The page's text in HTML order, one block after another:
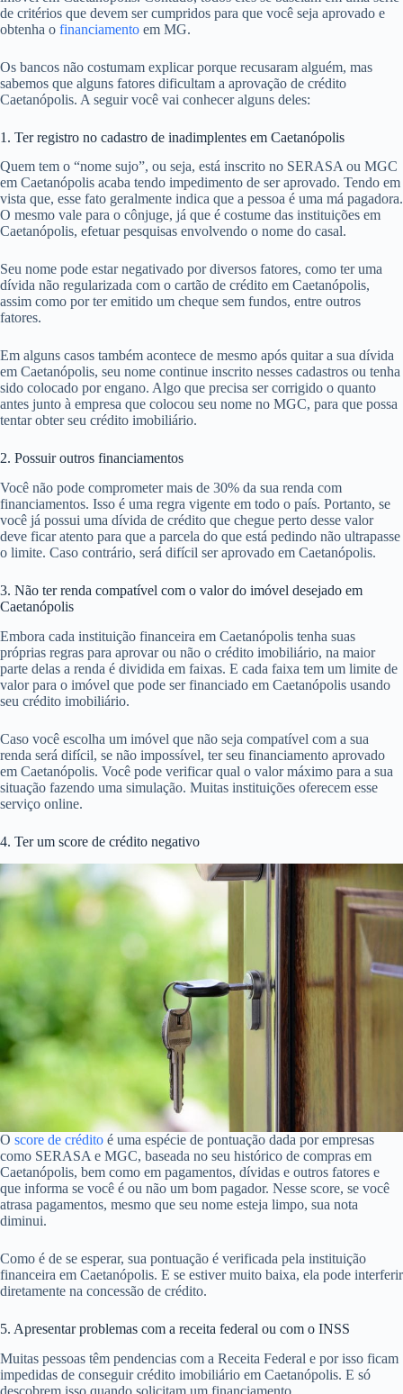
de critérios que devem ser cumpridos para que você seja aprovado e
obtenha o financiamento em MG.
Os bancos não costumam explicar porque recusaram alguém, mas
sabemos que alguns fatores dificultam a aprovação de crédito
Caetanópolis. A seguir você vai conhecer alguns deles:
1. Ter registro no cadastro de inadimplentes em Caetanópolis
Quem tem o “nome sujo”, ou seja, está inscrito no SERASA ou MGC
em Caetanópolis acaba tendo impedimento de ser aprovado. Tendo em
vista que, esse fato geralmente indica que a pessoa é uma má pagadora.
O mesmo vale para o cônjuge, já que é costume das instituições em
Caetanópolis, efetuar pesquisas envolvendo o nome do casal.
Seu nome pode estar negativado por diversos fatores, como ter uma
dívida não regularizada com o cartão de crédito em Caetanópolis,
assim como por ter emitido um cheque sem fundos, entre outros
fatores.
Em alguns casos também acontece de mesmo após quitar a sua dívida
em Caetanópolis, seu nome continue inscrito nesses cadastros ou tenha
sido colocado por engano. Algo que precisa ser corrigido o quanto
antes junto à empresa que colocou seu nome no MGC, para que possa
tentar obter seu crédito imobiliário.
2. Possuir outros financiamentos
Você não pode comprometer mais de 30% da sua renda com
financiamentos. Isso é uma regra vigente em todo o país. Portanto, se
você já possui uma dívida de crédito que chegue perto desse valor
deve ficar atento para que a parcela do que está pedindo não ultrapasse
o limite. Caso contrário, será difícil ser aprovado em Caetanópolis.
3. Não ter renda compatível com o valor do imóvel desejado em
Caetanópolis
Embora cada instituição financeira em Caetanópolis tenha suas
próprias regras para aprovar ou não o crédito imobiliário, na maior
parte delas a renda é dividida em faixas. E cada faixa tem um limite de
valor para o imóvel que pode ser financiado em Caetanópolis usando
seu crédito imobiliário.
Caso você escolha um imóvel que não seja compatível com a sua
renda será difícil, se não impossível, ter seu financiamento aprovado
em Caetanópolis. Você pode verificar qual o valor máximo para a sua
situação fazendo uma simulação. Muitas instituições oferecem esse
serviço online.
4. Ter um score de crédito negativo
O score de crédito é uma espécie de pontuação dada por empresas
como SERASA e MGC, baseada no seu histórico de compras em
Caetanópolis, bem como em pagamentos, dívidas e outros fatores e
que informa se você é ou não um bom pagador. Nesse score, se você
atrasa pagamentos, mesmo que seu nome esteja limpo, sua nota
diminui.
Como é de se esperar, sua pontuação é verificada pela instituição
financeira em Caetanópolis. E se estiver muito baixa, ela pode interferir
diretamente na concessão de crédito.
5. Apresentar problemas com a receita federal ou com o INSS
Muitas pessoas têm pendencias com a Receita Federal e por isso ficam
impedidas de conseguir crédito imobiliário em Caetanópolis. E só